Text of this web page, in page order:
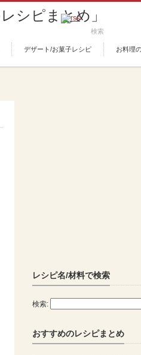
デザート/お菓子レシピ お料理
レシピ名/材料で検索
検索:
おすすめのレシピまとめ